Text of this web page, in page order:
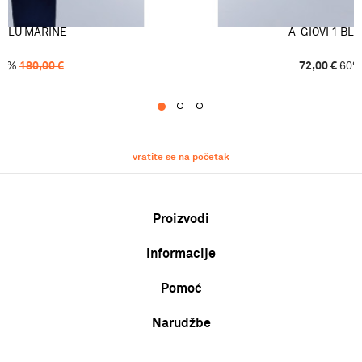
MARINE
% 180,00€
A-GIOVI 1
72,00 € 60%
vratite se na početak
Proizvodi
Muškarci
Žene
Djeca
Informacije
O nama
Zaposlenje
Pomoć
Uvjeti korištenja i prodaje
Narudžbe